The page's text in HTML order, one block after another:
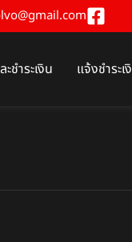
ชำระเงิน แจ้งชำระเ